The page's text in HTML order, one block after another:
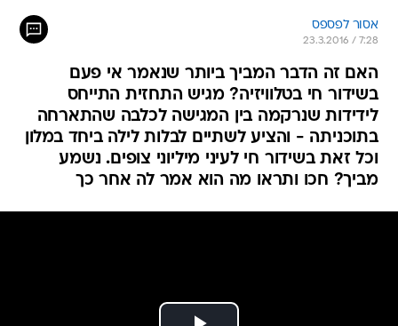
אסור לפספס
23.3.2016 / 7:28
האם זה הדבר המביך ביותר שנאמר אי פעם
בשידור חי בטלוויזיה? מגיש התחזית התייחס
לידידות שנרקמה בין המגישה לכלבה שהתארחה
בתוכניתה - והציע לשתיים לבלות לילה ביחד במלון
וכל זאת בשידור חי לעיני מיליוני צופים. נשמע
מביך? חכו ותראו מה הוא אמר לה אחר כך